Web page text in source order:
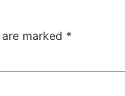
marked *